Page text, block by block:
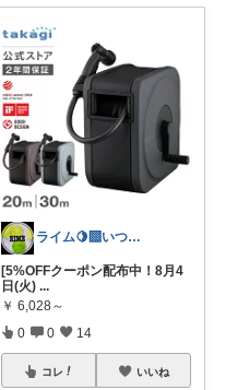
ライム🍋‍🟩いつもありがとう🫶
[5%OFFクーポン配布中！8月4
日(火) ...
￥ 6,028～
0 0 14
コレ いいね